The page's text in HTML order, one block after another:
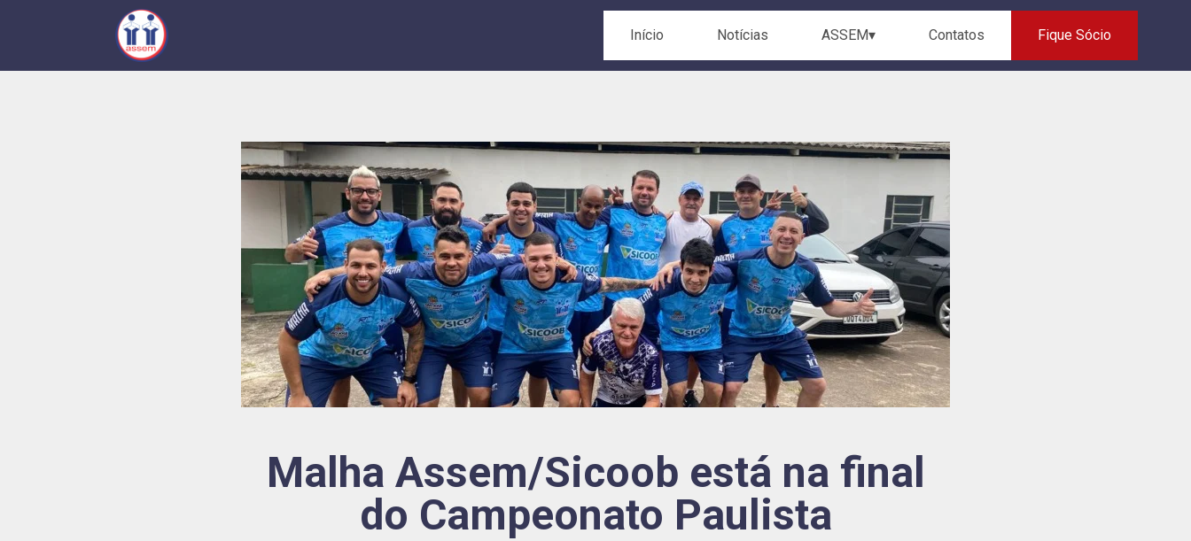
Início Notícias ASSEM▾ Contatos Fique Sócio
Malha Assem/Sicoob está na final
do Campeonato Paulista